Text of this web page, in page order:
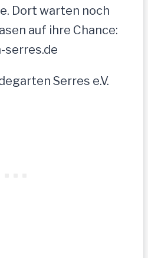
Dort warten noch
auf ihre Chance:
serres.de
Serres e.V.